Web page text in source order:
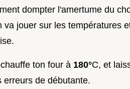
dompter l'amertume du
va jouer sur les températures
ton four à 180°C, et
erreurs de débutante.